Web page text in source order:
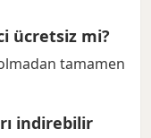
ücretsiz mi?
tamamen
indirebilir